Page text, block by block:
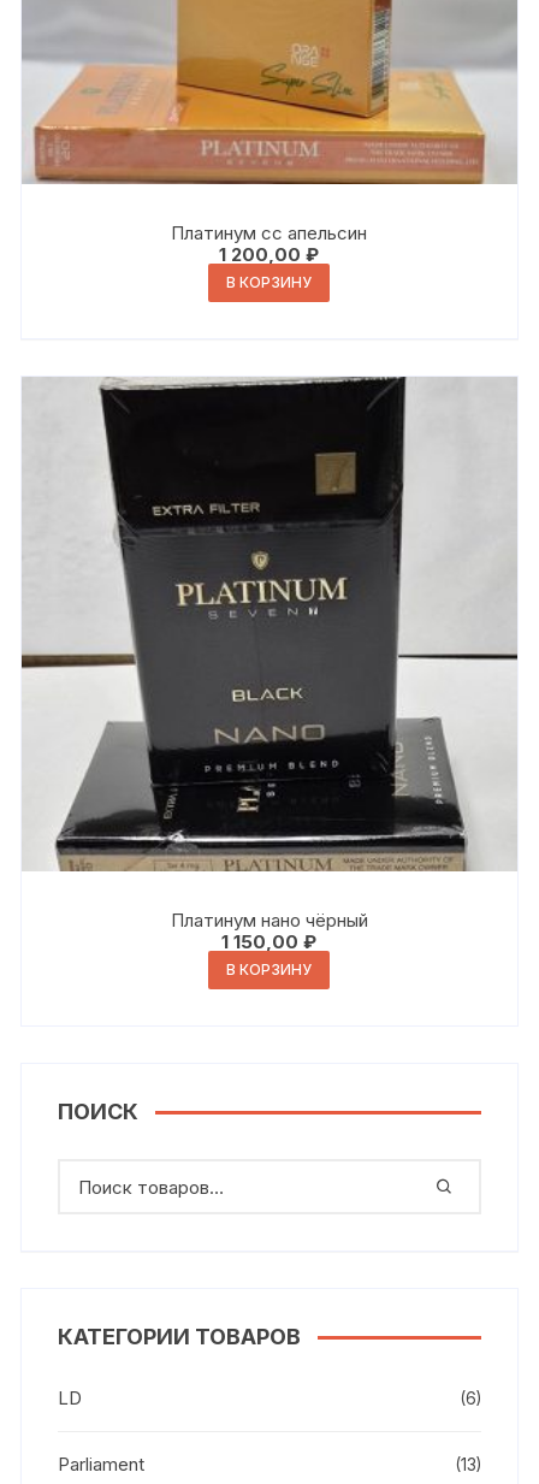
Платинум сс апельсин
1 200,00₽
В КОРЗИНУ
Платинум нано чёрный
1 150,00₽
В КОРЗИНУ
ПОИСК
КАТЕГОРИИ ТОВАРОВ
LD (6)
Parliament (13)